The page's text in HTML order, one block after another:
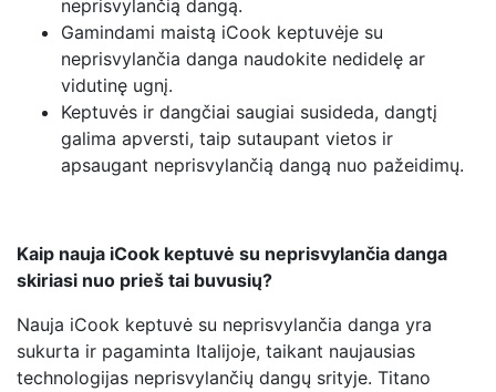
neprisvylančią dangą.
Gamindami maistą iCook keptuvėje su
neprisvylančia danga naudokite nedidelę ar
vidutinę ugnį.
Keptuvės ir dangčiai saugiai susideda, dangtį
galima apversti, taip sutaupant vietos ir
apsaugant neprisvylančią dangą nuo pažeidimų.
Kaip nauja iCook keptuvė su neprisvylančia danga
skiriasi nuo prieš tai buvusių?
Nauja iCook keptuvė su neprisvylančia danga yra
sukurta ir pagaminta Italijoje, taikant naujausias
technologijas neprisvylančių dangų srityje. Titano